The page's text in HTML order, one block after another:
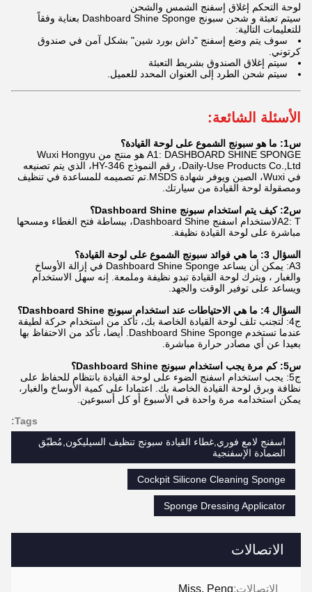
الاتصالات
الاتصالات:Miss. Peng
لوحة التحكم إغلاق إسفنج الشمس والشحن
سيتم تعبئة و شحن سبونج Dashboard Shine Sponge بعناية وفقاً
للتعليمات التالية:
سوف يتم وضع إسفنج "داش بورد شين" بشكل آمن في صندوق
كرتوني.
سيتم إغلاق الصندوق بشريط التعبئة
سيتم شحن الطرد إلى العنوان المحدد للعميل.
الأسئلة الشائعة:
س1: ما هو سبونج الشموع على لوحة القيادة؟
A1: DASHBOARD SHINE SPONGE هو منتج من Wuxi Hongyu
Daily-Use Products Co.,Ltd، رقم النموذج HY-346، الذي يتم تصنيعه
في Wuxi، الصين ويوفر شهادة MSDS.تم تصميمه للمساعدة في تنظيف
ومصقولة لوحة القيادة من سيارتك.
س2: كيف يتم استخدام سبونج Dashboard Shine؟
A2: Tلاستخدام اسفنج Dashboard Shine، ببساطة فتح الغطاء ومسحها
مباشرة على لوحة القيادة نظيفة.
السؤال 3: ما هي فوائد سبونج الشموع على لوحة القيادة؟
A3: يمكن أن يساعد Dashboard Shine Sponge في إزالة الأوساخ
والغبار ، ويترك لوحة القيادة تبدو نظيفة وملمعة. إنه سهل الاستخدام
ويساعد على توفير الوقت والجهد.
السؤال 4: ما هي الاحتياطات عند استخدام سبونج Dashboard Shine؟
ج4: لتجنب تلف لوحة القيادة الخاصة بك، تأكد من استخدام حركة لطيفة
عندما تستخدم Dashboard Shine Sponge. أيضا، تأكد من الاحتفاظ بها
بعيدا عن أي مصادر حرارة مباشرة.
س5: كم مرة يجب استخدام سبونج Dashboard Shine؟
ج5: يجب استخدام اسفنج الضوء على لوحة القيادة بانتظام للحفاظ على
نظافة وبرق لوحة القيادة الخاصة بك. اعتمادا على كمية الأوساخ والغبار،
يمكن استخدامه مرة واحدة في الأسبوع أو كل أسبوعين.
Tags:
اسفنج لامع فوري,غطاء القيادة سبونج تنظيف السيليكون,مُطبّق
الضمادة الإسفنجية
Cockpit Silicone Cleaning Sponge
Sponge Dressing Applicator